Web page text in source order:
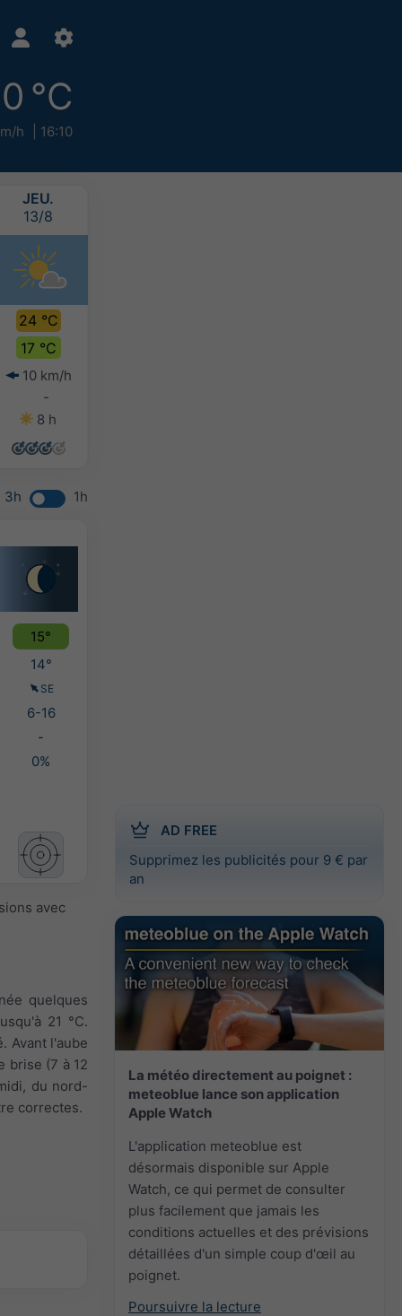
°C
h 16:10
AD FREE
Supprimez les publicités pour 9 € par
an
La météo directement au poignet :
meteoblue lance son application
Apple Watch
L'application meteoblue est
désormais disponible sur Apple
Watch, ce qui permet de consulter
plus facilement que jamais les
conditions actuelles et des prévisions
détaillées d'un simple coup d'œil au
poignet.
Poursuivre la lecture
JEU.
13/8
24 °C
17 °C
10 km/h
-
8 h
3h 1h
15°
14°
SE
6-16
-
0%
avec
quelques
21 °C.
Avant l'aube
brise (7 à 12
du nord-
correctes.